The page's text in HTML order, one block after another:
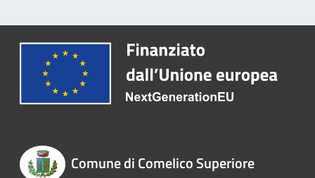
Comune di Comelico Superiore